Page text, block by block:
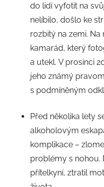
do lidí vyfotit na
nelíbilo, došlo ke
rozbitý na zemi. Na
kamarád, který
a utekl. V prosinci
jeho známý
s podmíněným
Před několika lety
alkoholovým
komplikace –
problémy s nohou.
přítelkyní, ztratil